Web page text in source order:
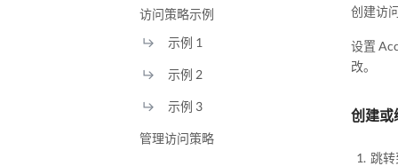
访问策略示例
示例 1
示例 2
示例 3
管理访问策略
创建访
设置
改。
创建或
跳